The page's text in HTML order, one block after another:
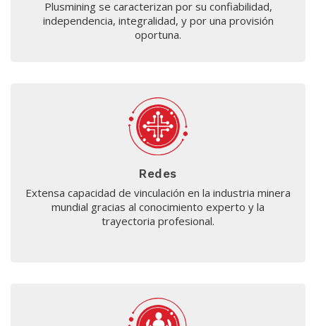
Plusmining se caracterizan por su confiabilidad,
independencia, integralidad, y por una provisión
oportuna.
Redes
Extensa capacidad de vinculación en la industria minera
mundial gracias al conocimiento experto y la
trayectoria profesional.